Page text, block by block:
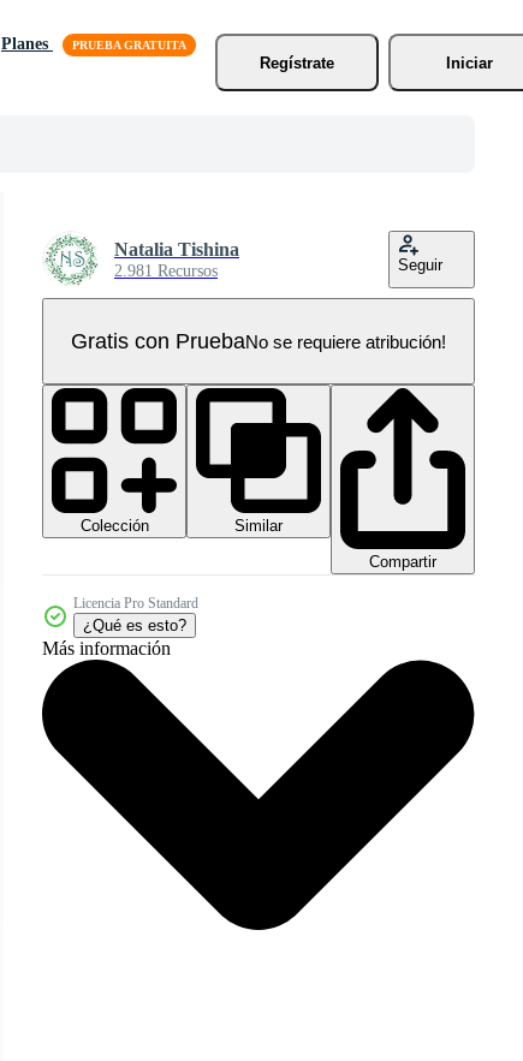
Planes
Regístrate
Iniciar
Natalia Tishina
2.981 Recursos Seguir
Gratis con PruebaNo se requiere atribución!
Colección
Similar
Compartir
Licencia Pro Standard
¿Qué es esto?
Más información